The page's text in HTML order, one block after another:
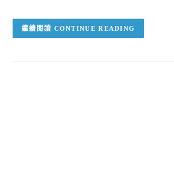
CONTINUE READING